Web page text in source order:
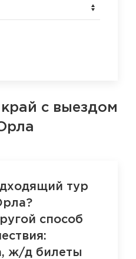
с выездом
тур
способ
ж/д билеты